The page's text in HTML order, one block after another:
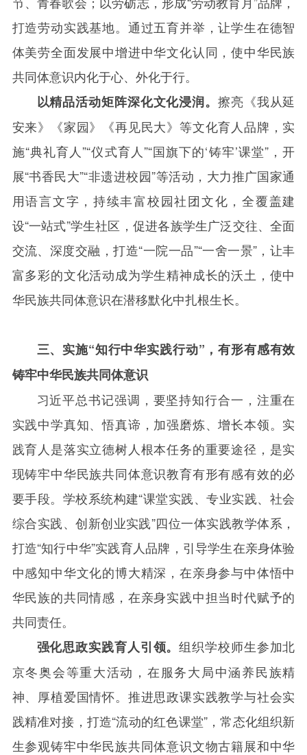
打造劳动实践基地。通过五育并举，让学生在德智
体美劳全面发展中增进中华文化认同，使中华民族
共同体意识内化于心、外化于行。
以精品活动矩阵深化文化浸润。 擦亮《我从延
安来》《家园》《再见民大》等文化育人品牌，实
施“典礼育人”“仪式育人”“国旗下的‘铸牢’课堂”，开
展“书香民大”“非遗进校园”等活动，大力推广国家通
用语言文字，持续丰富校园社团文化，全覆盖建
设“一站式”学生社区，促进各族学生广泛交往、全面
交流、深度交融，打造“一院一品”“一舍一景”，让丰
富多彩的文化活动成为学生精神成长的沃土，使中
华民族共同体意识在潜移默化中扎根生长。
三、实施“知行中华实践行动”，有形有感有效
铸牢中华民族共同体意识
习近平总书记强调，要坚持知行合一，注重在
实践中学真知、悟真谛，加强磨炼、增长本领。实
践育人是落实立德树人根本任务的重要途径，是实
现铸牢中华民族共同体意识教育有形有感有效的必
要手段。学校系统构建“课堂实践、专业实践、社会
综合实践、创新创业实践”四位一体实践教学体系，
打造“知行中华”实践育人品牌，引导学生在亲身体验
中感知中华文化的博大精深，在亲身参与中体悟中
华民族的共同情感，在亲身实践中担当时代赋予的
共同责任。
强化思政实践育人引领。组织学校师生参加北
京冬奥会等重大活动，在服务大局中涵养民族精
神、厚植爱国情怀。推进思政课实践教学与社会实
践精准对接，打造“流动的红色课堂”，常态化组织新
生参观铸牢中华民族共同体意识文物古籍展和中华